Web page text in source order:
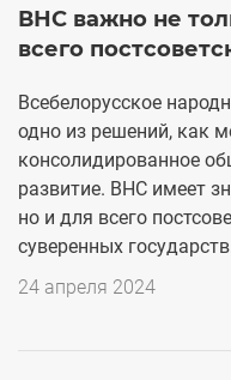
ВНС важно не
всего
Всебелорусское
одно из решений, как
консолидированное
развитие. ВНС имеет
но и для всего
суверенных
24 апреля 2024